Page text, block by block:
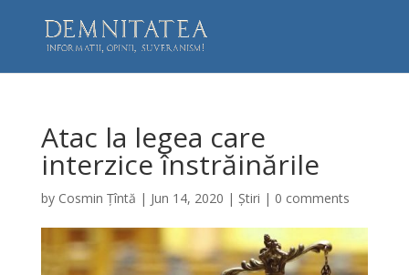
Atac la legea care
interzice înstrăinările
by Cosmin Țîntă | Jun 14, 2020 | Știri | 0 comments